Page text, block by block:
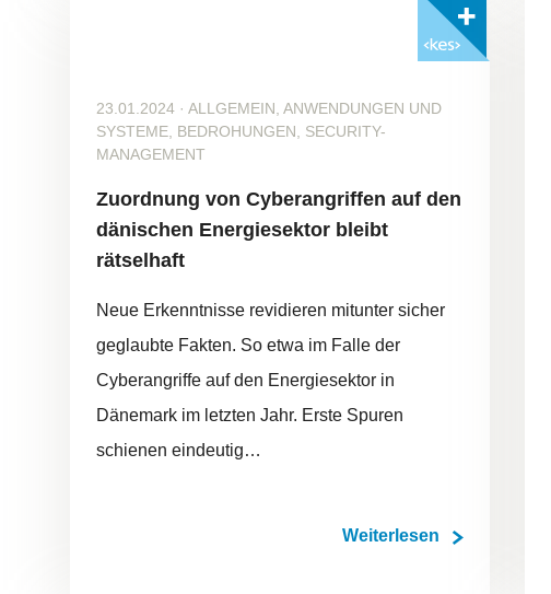
23.01.2024 · ALLGEMEIN, ANWENDUNGEN UND
SYSTEME, BEDROHUNGEN, SECURITY-
MANAGEMENT
Zuordnung von Cyberangriffen auf den
dänischen Energiesektor bleibt
rätselhaft
Neue Erkenntnisse revidieren mitunter sicher
geglaubte Fakten. So etwa im Falle der
Cyberangriffe auf den Energiesektor in
Dänemark im letzten Jahr. Erste Spuren
schienen eindeutig…
Weiterlesen